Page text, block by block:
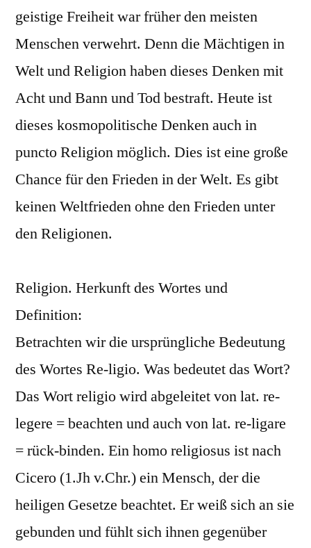
geistige Freiheit war früher den meisten
Menschen verwehrt. Denn die Mächtigen in
Welt und Religion haben dieses Denken mit
Acht und Bann und Tod bestraft. Heute ist
dieses kosmopolitische Denken auch in
puncto Religion möglich. Dies ist eine große
Chance für den Frieden in der Welt. Es gibt
keinen Weltfrieden ohne den Frieden unter
den Religionen.
Religion. Herkunft des Wortes und
Definition:
Betrachten wir die ursprüngliche Bedeutung
des Wortes Re-ligio. Was bedeutet das Wort?
Das Wort religio wird abgeleitet von lat. re-
legere = beachten und auch von lat. re-ligare
= rück-binden. Ein homo religiosus ist nach
Cicero (1.Jh v.Chr.) ein Mensch, der die
heiligen Gesetze beachtet. Er weiß sich an sie
gebunden und fühlt sich ihnen gegenüber